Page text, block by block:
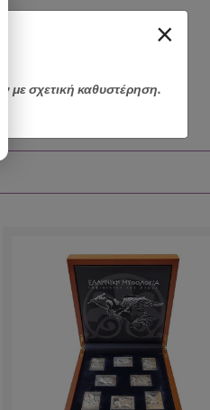
×
με σχετική καθυστέρηση.